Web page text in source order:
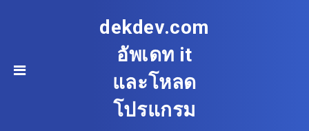
dekdev.com
อัพเดท it
และโหลด
โปรแกรม